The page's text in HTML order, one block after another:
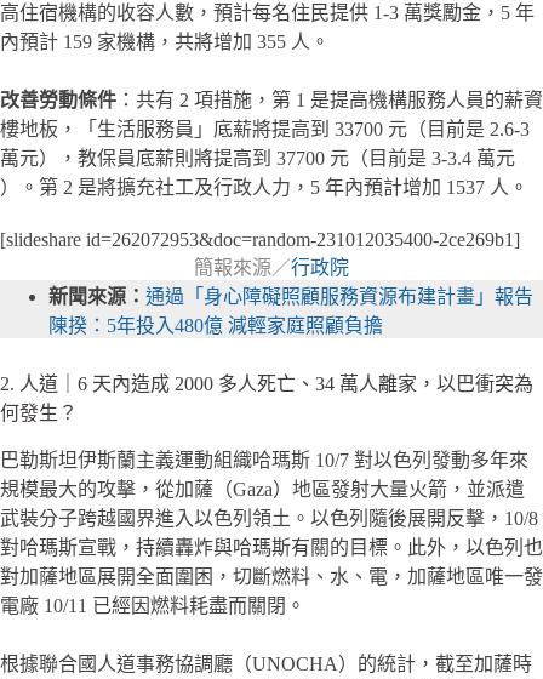
高住宿機構的收容人數，預計每名住民提供 1-3 萬獎勵金，5 年
內預計 159 家機構，共將增加 355 人。
改善勞動條件 ：共有 2 項措施，第 1 是提高機構服務人員的薪資
樓地板，「生活服務員」底薪將提高到 33700 元（目前是 2.6-3
萬元），教保員底薪則將提高到 37700 元（目前是 3-3.4 萬元
）。第 2 是將擴充社工及行政人力，5 年內預計增加 1537 人。
[slideshare id=262072953&doc=random-231012035400-2ce269b1]
簡報來源／行政院
新聞來源： 通過「身心障礙照顧服務資源布建計畫」報告
陳揆：5年投入480億 減輕家庭照顧負擔
2. 人道｜6 天內造成 2000 多人死亡、34 萬人離家，以巴衝突為
何發生？
巴勒斯坦伊斯蘭主義運動組織哈瑪斯 10/7 對以色列發動多年來
規模最大的攻擊，從加薩（Gaza）地區發射大量火箭，並派遣
武裝分子跨越國界進入以色列領土。以色列隨後展開反擊，10/8
對哈瑪斯宣戰，持續轟炸與哈瑪斯有關的目標。此外，以色列也
對加薩地區展開全面圍困，切斷燃料、水、電，加薩地區唯一發
電廠 10/11 已經因燃料耗盡而關閉。
根據聯合國人道事務協調廳（UNOCHA）的統計，截至加薩時